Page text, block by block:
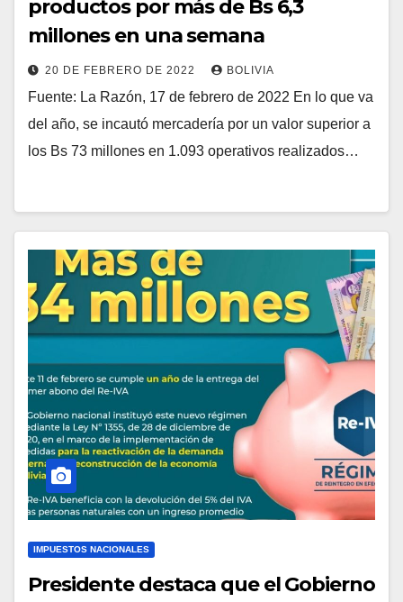
productos por más de Bs 6,3
millones en una semana
20 DE FEBRERO DE 2022 BOLIVIA
Fuente: La Razón, 17 de febrero de 2022 En lo que va
del año, se incautó mercadería por un valor superior a
los Bs 73 millones en 1.093 operativos realizados…
IMPUESTOS NACIONALES
Presidente destaca que el Gobierno